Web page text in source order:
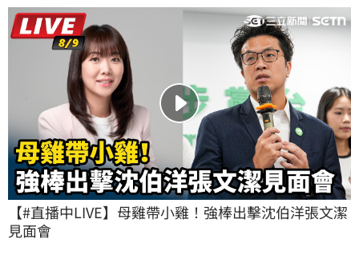
【#直播中LIVE】母雞帶小雞！強棒出擊沈伯洋張文潔
見面會